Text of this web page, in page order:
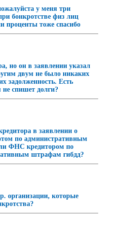
у меня три
бонкротстве физ лиц
проценты тоже спасибо
но он в заявлении указал
двум не было никаких
задолженность. Есть
не спишет долги?
в заявлении о
по административным
ФНС кредитором по
штрафам гибдд?
организации, которые